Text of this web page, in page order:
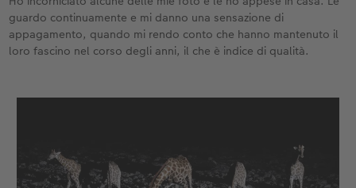
guardo continuamente e mi danno una sensazione di
appagamento, quando mi rendo conto che hanno mantenuto il
loro fascino nel corso degli anni, il che è indice di qualità.